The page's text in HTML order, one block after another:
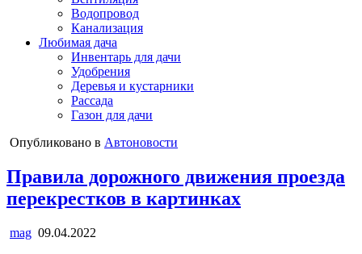
Водопровод
Канализация
Любимая дача
Инвентарь для дачи
Удобрения
Деревья и кустарники
Рассада
Газон для дачи
Опубликовано в Автоновости
Правила дорожного движения проезда
перекрестков в картинках
mag 09.04.2022